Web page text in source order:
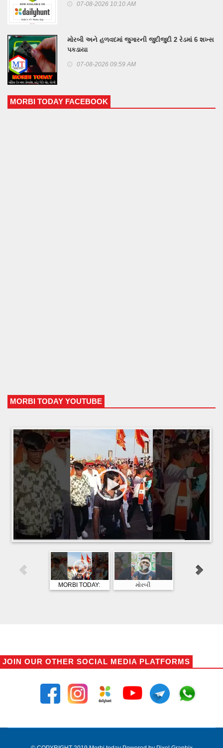
07-08-2026 10:10 AM
મોરબી અને હળવદમાં જુગારની જુદીજુદી 2 રેડમાં 6 શખ્સ
પકડાયા
07-08-2026 09:59 AM
MORBI TODAY FACEBOOK
MORBI TODAY YOUTUBE
HTML5 Gallery Free Version
MORBI TODAY:
મોરબીમાં રામનવમી
મોરબી
મહાનગરપાલિકાની
JOIN OUR OTHER SOCIAL MEDIA PLATFORMS